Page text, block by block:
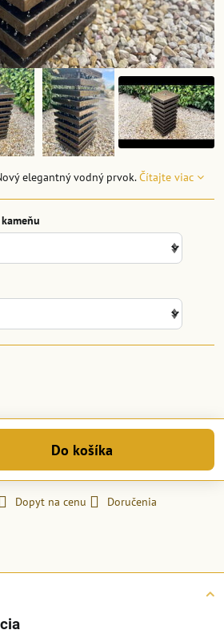
elegantný vodný prvok.Čítajte viac
Do košíka
Dopyt na cenu
Doručenia